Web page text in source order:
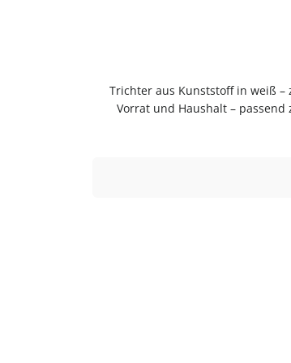
Trichter aus Kunststoff in weiß – zum sauberen Abfüllen ohne KleckernTrichter in weiß zum sauberen Abfüllen ohne Kleckern. Praktische Ergänzung für Küche,
Vorrat und Haushalt –
sauberen Abfüllen ohne